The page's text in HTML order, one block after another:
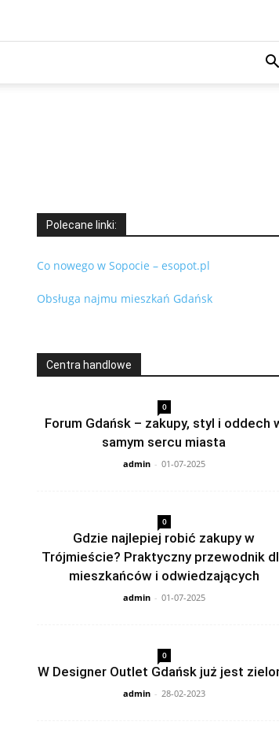
Polecane linki:
Co nowego w Sopocie – esopot.pl
Obsługa najmu mieszkań Gdańsk
Centra handlowe
0
Forum Gdańsk – zakupy, styl i oddech
samym sercu miasta
admin - 01-07-2025
0
Gdzie najlepiej robić zakupy w
Trójmieście? Praktyczny przewodnik
mieszkańców i odwiedzających
admin - 01-07-2025
0
W Designer Outlet Gdańsk już jest
admin - 28-02-2023